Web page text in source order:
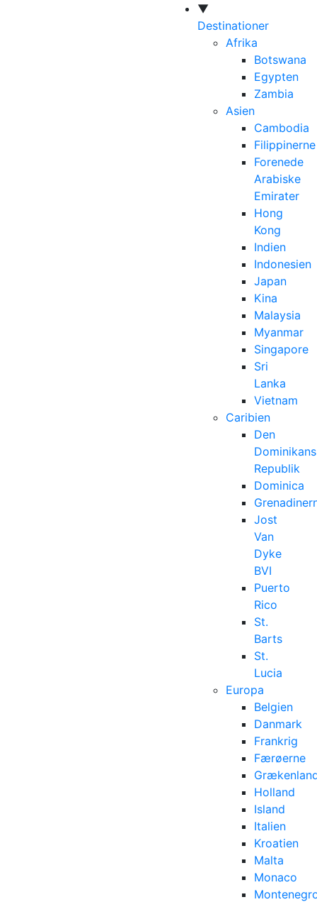
▼
Destinationer
Afrika
Botswana
Egypten
Zambia
Asien
Cambodia
Filippinerne
Forenede
Arabiske
Emirater
Hong
Kong
Indien
Indonesien
Japan
Kina
Malaysia
Myanmar
Singapore
Sri
Lanka
Vietnam
Caribien
Den
Republik
Dominica
Jost
Van
Dyke
BVI
Puerto
Rico
St.
Barts
St.
Lucia
Europa
Belgien
Danmark
Frankrig
Færøerne
Holland
Island
Italien
Kroatien
Malta
Monaco